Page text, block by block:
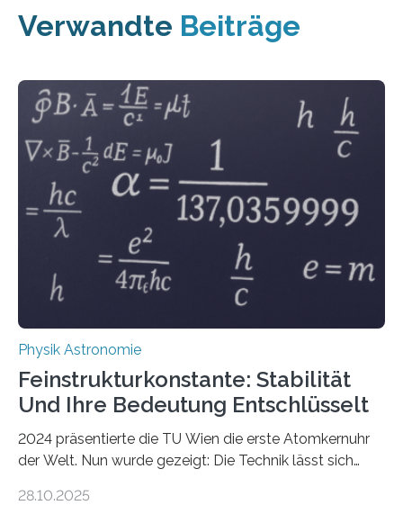
Verwandte Beiträge
Physik Astronomie
Feinstrukturkonstante: Stabilität
Und Ihre Bedeutung Entschlüsselt
2024 präsentierte die TU Wien die erste Atomkernuhr
der Welt. Nun wurde gezeigt: Die Technik lässt sich
fundamentalen Physik nachzugehen. Thorium-
28.10.2025